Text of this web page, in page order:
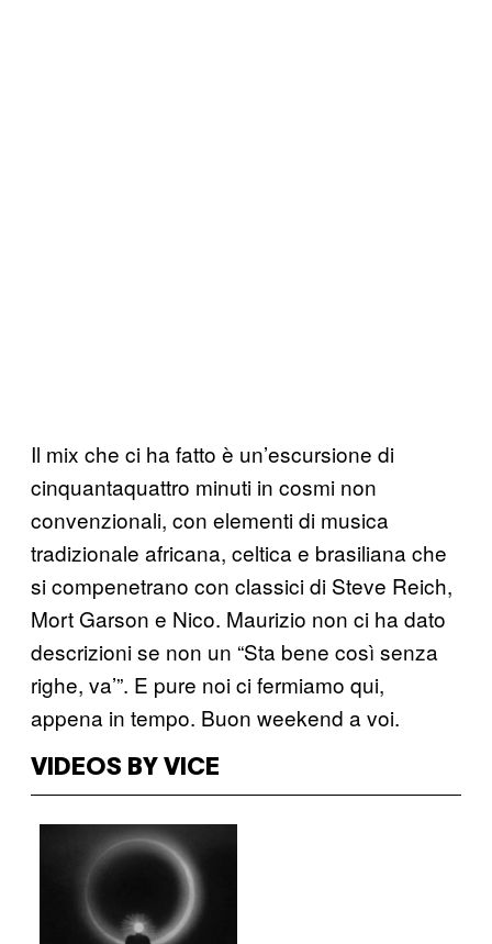
Il mix che ci ha fatto è un’escursione di
cinquantaquattro minuti in cosmi non
convenzionali, con elementi di musica
tradizionale africana, celtica e brasiliana che
si compenetrano con classici di Steve Reich,
Mort Garson e Nico. Maurizio non ci ha dato
descrizioni se non un “Sta bene così senza
righe, va’”. E pure noi ci fermiamo qui,
appena in tempo. Buon weekend a voi.
VIDEOS BY VICE